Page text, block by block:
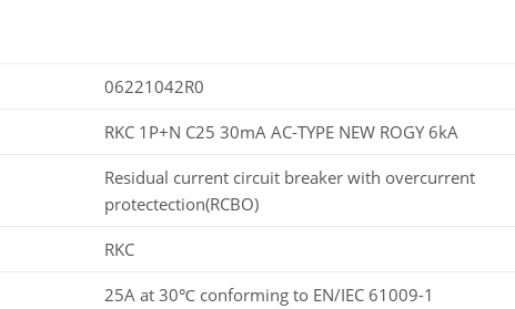
06221042R0
RKC 1P+N C25 30mA AC-TYPE NEW ROGY 6kA
Residual current circuit breaker with overcurrent
protectection(RCBO)
RKC
25A at 30℃ conforming to EN/IEC 61009-1